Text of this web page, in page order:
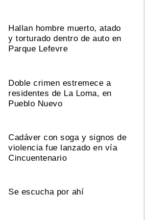
Hallan hombre muerto, atado
y torturado dentro de auto en
Parque Lefevre
Doble crimen estremece a
residentes de La Loma, en
Pueblo Nuevo
Cadáver con soga y signos de
violencia fue lanzado en vía
Cincuentenario
Se escucha por ahí